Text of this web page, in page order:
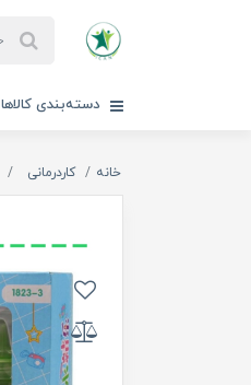
دسته‌بندی کالاها
خانه کاردرمانی